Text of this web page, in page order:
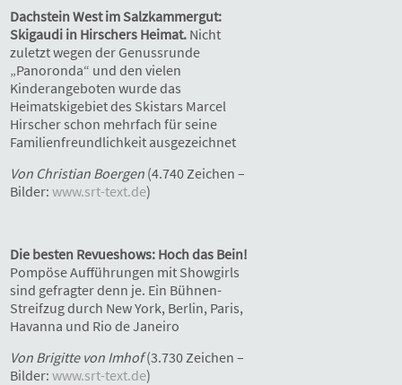
Dachstein West im Salzkammergut:
Skigaudi in Hirschers Heimat. Nicht
zuletzt wegen der Genussrunde
„Panoronda“ und den vielen
Kinderangeboten wurde das
Heimatskigebiet des Skistars Marcel
Hirscher schon mehrfach für seine
Familienfreundlichkeit ausgezeichnet
Von Christian Boergen (4.740 Zeichen –
Bilder: www.srt-text.de)
Die besten Revueshows: Hoch das Bein!
Pompöse Aufführungen mit Showgirls
sind gefragter denn je. Ein Bühnen-
Streifzug durch New York, Berlin, Paris,
Havanna und Rio de Janeiro
Von Brigitte von Imhof(3.730 Zeichen –
Bilder: www.srt-text.de)